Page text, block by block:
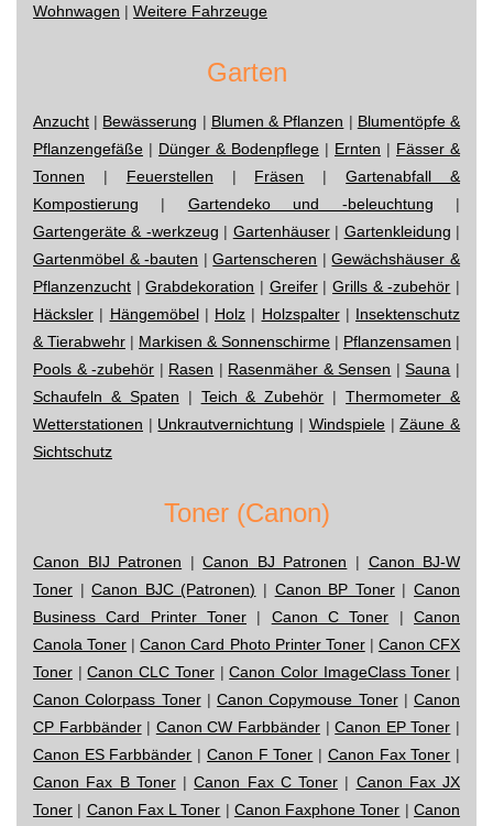
Wohnwagen | Weitere Fahrzeuge
Garten
Anzucht | Bewässerung | Blumen & Pflanzen | Blumentöpfe &
Pflanzengefäße | Dünger & Bodenpflege | Ernten | Fässer &
Tonnen | Feuerstellen | Fräsen |Gartenabfall &
Kompostierung | Gartendeko und -beleuchtung |
Gartengeräte & -werkzeug | Gartenhäuser| Gartenkleidung |
Gartenmöbel & -bauten |Gartenscheren |Gewächshäuser &
Pflanzenzucht |Grabdekoration | Greifer|Grills & -zubehör |
Häcksler | Hängemöbel| Holz | Holzspalter| Insektenschutz
& Tierabwehr | Markisen & Sonnenschirme | Pflanzensamen |
Pools & -zubehör | Rasen | Rasenmäher & Sensen |Sauna |
Schaufeln & Spaten | Teich & Zubehör |Thermometer &
Wetterstationen | Unkrautvernichtung | Windspiele|Zäune &
Sichtschutz
Toner (Canon)
Canon BIJ Patronen |Canon BJ Patronen | Canon BJ-W
Toner |Canon BJC (Patronen) | Canon BP Toner|Canon
Business Card Printer Toner | Canon C Toner |Canon
Canola Toner |Canon Card Photo Printer Toner| Canon CFX
Toner |Canon CLC Toner|Canon Color ImageClass Toner |
Canon Colorpass Toner| Canon Copymouse Toner| Canon
CP Farbbänder| Canon CW Farbbänder |Canon EP Toner |
Canon ES Farbbänder | Canon F Toner | Canon Fax Toner |
Canon Fax B Toner|Canon Fax C Toner | Canon Fax JX
Toner | Canon Fax L Toner | Canon Faxphone Toner |Canon